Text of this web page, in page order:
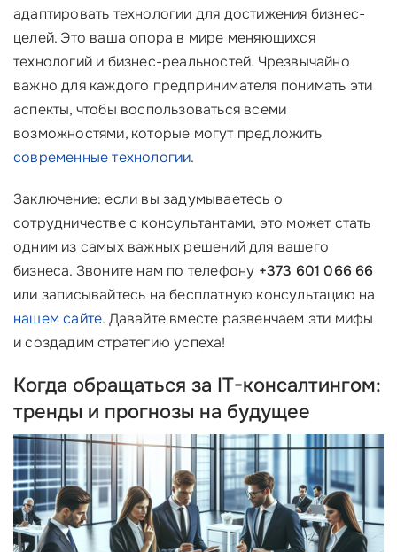
адаптировать технологии для достижения бизнес-
целей. Это ваша опора в мире меняющихся
технологий и бизнес-реальностей. Чрезвычайно
важно для каждого предпринимателя понимать эти
аспекты, чтобы воспользоваться всеми
возможностями, которые могут предложить
современные технологии.
Заключение: если вы задумываетесь о
сотрудничестве с консультантами, это может стать
одним из самых важных решений для вашего
бизнеса. Звоните нам по телефону +373 601 066 66
или записывайтесь на бесплатную консультацию на
нашем сайте. Давайте вместе развенчаем эти мифы
и создадим стратегию успеха!
Когда обращаться за IT-консалтингом:
тренды и прогнозы на будущее